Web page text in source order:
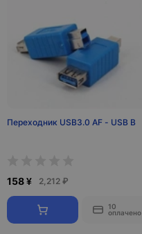
Переходник USB3.0 AF - USB B
158 ¥ 2,212 ₽
10
оплачено